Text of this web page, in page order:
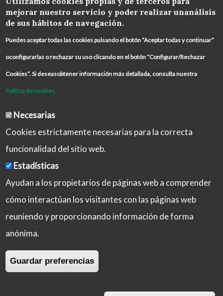
mejorar nuestro servicio y poder realizar unanálisis
de sus hábitos de navegación.
Puedes aceptar todas las cookies pulsando el botón “Aceptar todas y continuar”
oconfigurarlas o rechazar su uso clicando en el botón “Configurar/Rechazar
Cookies”. Si deseasobtener información más detallada, consulta nuestra
Política de cookies.
Necesarias
Cookies estrictamente necesarias para la correcta
funcionalidad del sitio web.
Estadísticas
Ayudan a los propietarios de páginas web a comprender
cómo interactúan los visitantes con las páginas web
reuniendo y proporcionando información de forma
anónima.
Guardar preferencias